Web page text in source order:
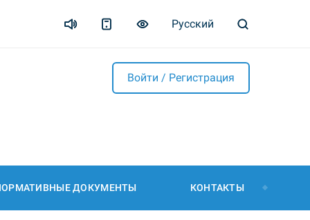
Русский
Войти / Регистрация
ДОКУМЕНТЫ КОНТАКТЫ